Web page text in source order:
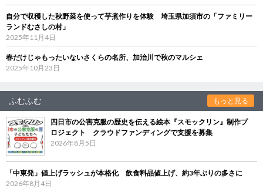
自分で収穫した秋野菜を使って芋煮作りを体験 埼玉県加須市の「ファミリー
ランドむさしの村」
2025年11月4日
春だけじゃもったいないさくらの名所、加治川で秋のマルシェ
2025年10月23日
ふむふむ もっと見る
四日市の公害克服の歴史を伝える絵本『スモックリン』制作プ
ロジェクト クラウドファンディングで支援を募集
2026年8月5日
「中東発」値上げラッシュが本格化 飲食料品値上げ、約3年ぶりの多さに
2026年8月4日